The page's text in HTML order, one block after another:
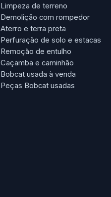
Limpeza de terreno
Demolição com rompedor
Aterro e terra preta
Perfuração de solo e estacas
Remoção de entulho
Caçamba e caminhão
Bobcat usada à venda
Peças Bobcat usadas